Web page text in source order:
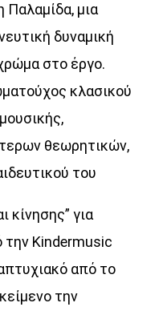
Παλαμίδα, μια
δυναμική
στο έργο.
κλασικού
θεωρητικών,
του
κίνησης” για
Kindermusic
από το
την